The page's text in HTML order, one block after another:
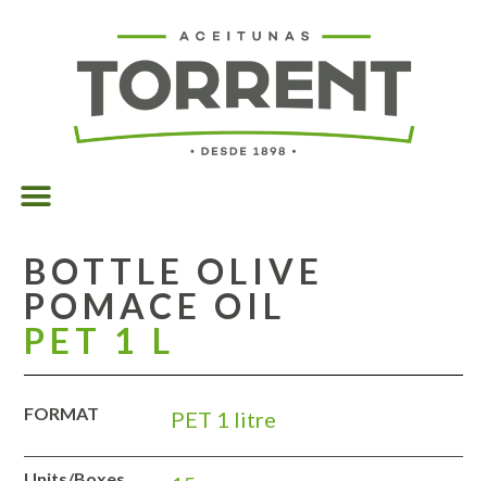
BOTTLE OLIVE
POMACE OIL
PET 1 L
FORMAT PET 1 litre